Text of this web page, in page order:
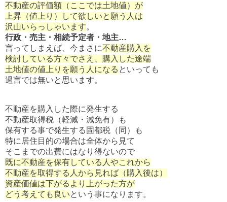
不動産の評価額（ここでは土地値）が
上昇（値上り）して欲しいと願う人は
沢山いらっしゃいます。
行政・売主・相続予定者・地主…
言ってしまえば、今まさに不動産購入を
検討している方々でさえ、購入した途端
土地値の値上りを願う人になる といっても
過言では無いと思います。
不動産を購入した際に発生する
不動産取得税（軽減・減免有）も
保有する事で発生する固都税（同）も
特に居住目的の場合は全体から見て
そこまでの出費にはなり得ないので
既に不動産を保有している人やこれから
不動産を取得する人から見れば（購入後は）
資産価値は下がるより上がった方が
どう考えても良いという事になります。